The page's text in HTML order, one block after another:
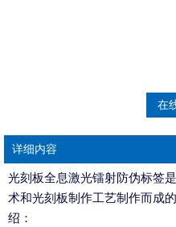
在
详细内容
光刻板全息激光镭射防伪标签
术和光刻板制作工艺制作而成
绍：